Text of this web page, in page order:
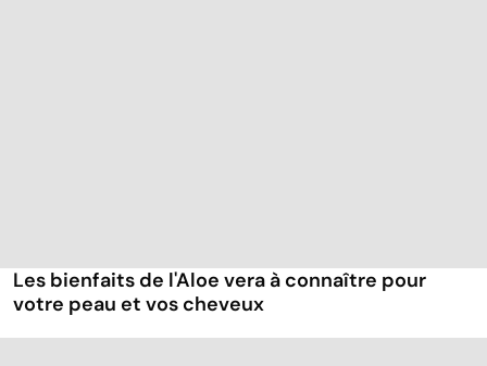
Les bienfaits de l'Aloe vera à connaître pour
votre peau et vos cheveux